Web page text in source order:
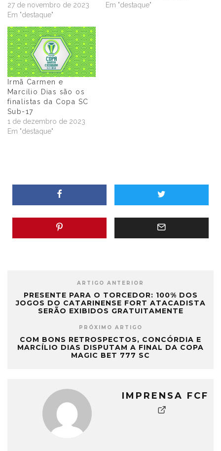
27 de novembro de 2023
Em "destaque"
Em "destaque"
Irmã Carmen e
Marcílio Dias são os
finalistas da Copa SC
Sub-17
1 de dezembro de 2023
Em "destaque"
ARTIGO ANTERIOR
PRESENTE PARA O TORCEDOR: 100% DOS
JOGOS DO CATARINENSE FORT ATACADISTA
SERÃO EXIBIDOS GRATUITAMENTE
PRÓXIMO ARTIGO
COM BONS RETROSPECTOS, CONCÓRDIA E
MARCÍLIO DIAS DISPUTAM A FINAL DA COPA
MAGIC BET 777 SC
IMPRENSA FCF